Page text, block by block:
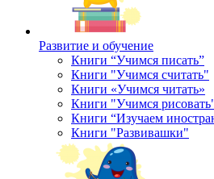
Развитие и обучение
Книги “Учимся писать”
Книги "Учимся считать"
Книги «Учимся читать»
Книги "Учимся
Книги “Изучаем
Книги "Развивашки"